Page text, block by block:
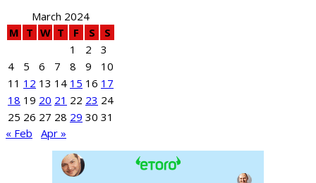
March 2024
M T W T F S
S
1
2
3
4
5 6 7 8 9
10
11 12 13 14 15 16 17
18 19 20 21 22 23 24
25 26 27 28 29 30 31
« Feb
Apr »